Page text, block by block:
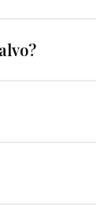
le
A San